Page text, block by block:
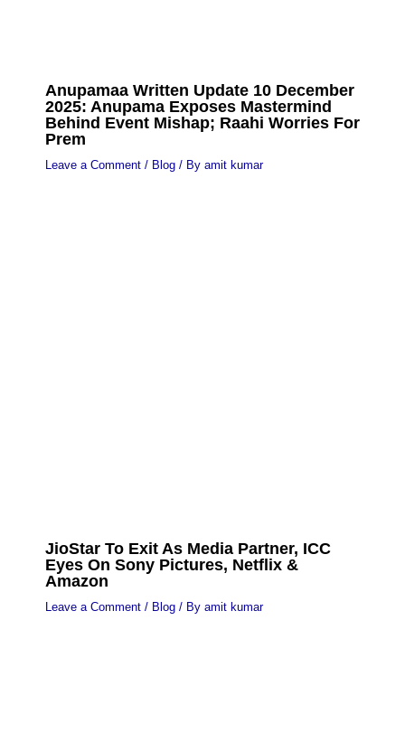
Anupamaa Written Update 10 December
2025: Anupama Exposes Mastermind
Behind Event Mishap; Raahi Worries For
Prem
Leave a Comment / Blog/ By amit kumar
JioStar To Exit As Media Partner, ICC
Eyes On Sony Pictures, Netflix &
Amazon
Leave a Comment / Blog/ By amit kumar